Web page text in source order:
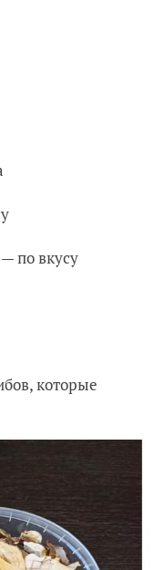
по вкусу
которые